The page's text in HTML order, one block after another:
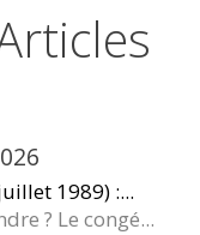
1989) :...
? Le congé...